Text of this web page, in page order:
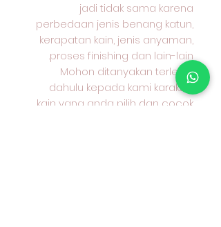
jadi tidak sama karena
perbedaan jenis benang katun,
kerapatan kain, jenis anyaman,
proses finishing dan lain-lain.
Mohon ditanyakan terlebih
dahulu kepada kami karakter
kain yang anda pilih dan cocok